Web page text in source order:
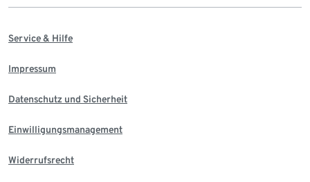
Service & Hilfe
Impressum
Datenschutz und Sicherheit
Einwilligungsmanagement
Widerrufsrecht